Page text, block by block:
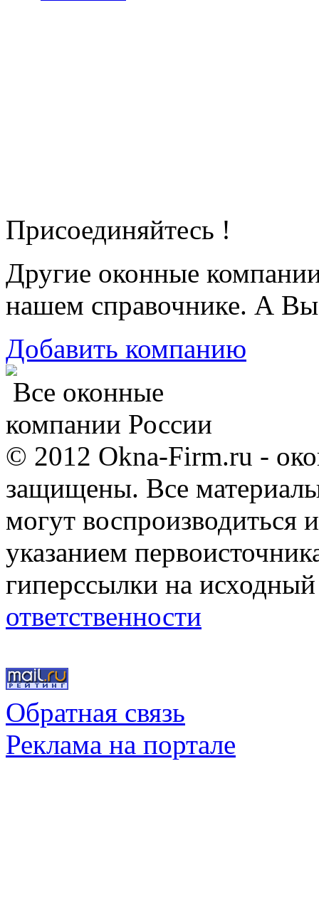
Присоединяйтесь !
Другие оконные
нашем справочнике. А
Добавить компанию
Все оконные
компании России
© 2012 Okna-Firm.ru -
защищены. Все
могут воспроизводиться
указанием
гиперссылки на
ответственности
Обратная связь
Реклама на портале